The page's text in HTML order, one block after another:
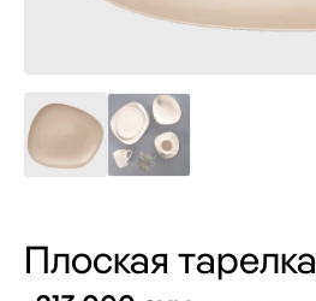
Плоская тарелка